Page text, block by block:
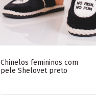
Chinelos femininos com
pele Shelovet preto